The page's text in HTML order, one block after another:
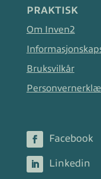
PRAKTISK
Om Inven2
Bruksvilkår